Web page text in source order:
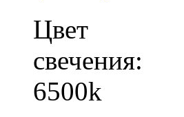
Цвет
свечения:
6500k